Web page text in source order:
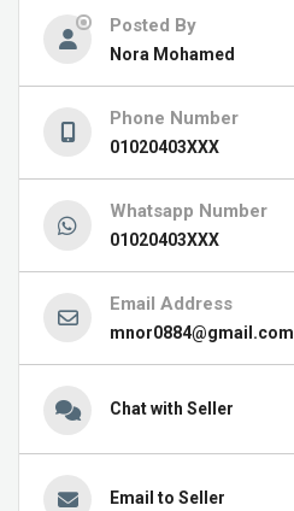
Posted By
Nora Mohamed
Phone Number
01020403XXX
Whatsapp Number
01020403XXX
Email Address
mnor0884@gmail.com
Chat with Seller
Email to Seller